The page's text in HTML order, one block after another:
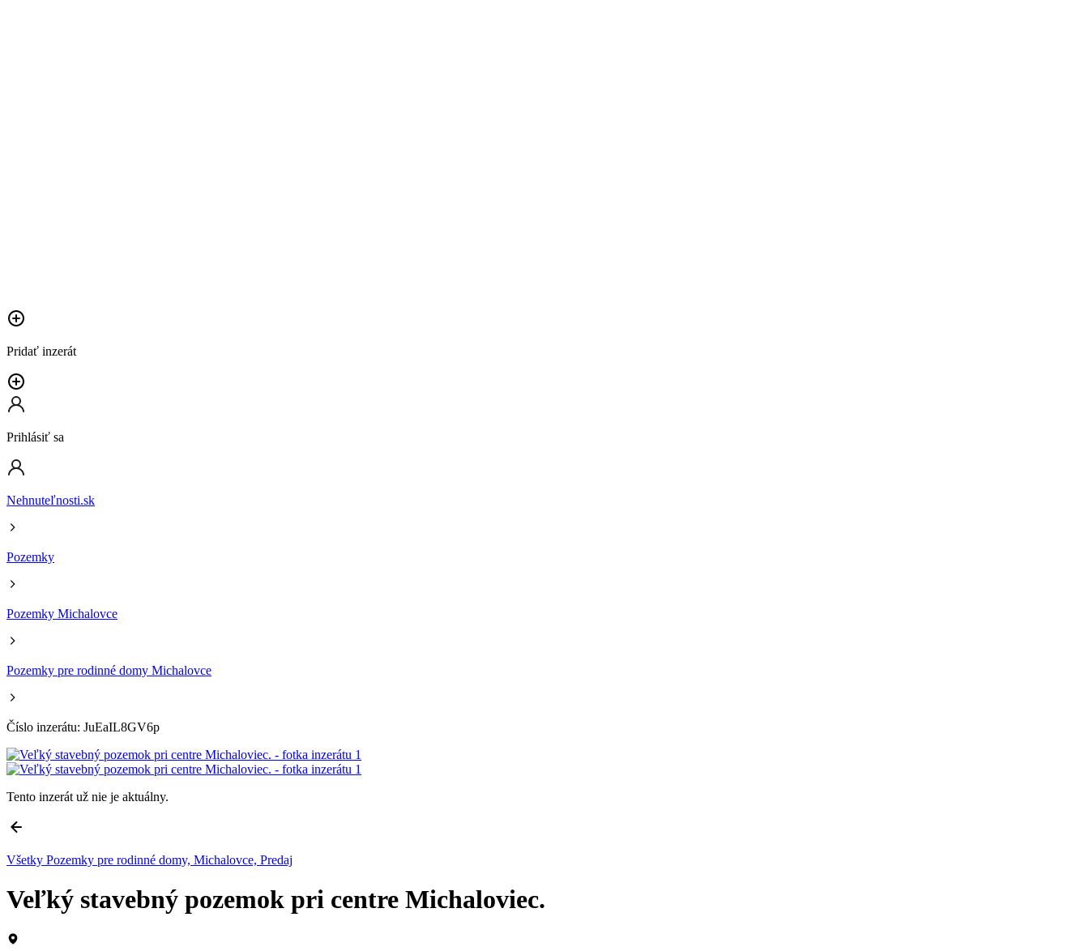
Pridať inzerát
Prihlásiť sa
Nehnuteľnosti.sk
Pozemky
Pozemky Michalovce
Pozemky pre rodinné domy Michalovce
Číslo inzerátu: JuEaIL8GV6p
Tento inzerát už nie je aktuálny.
Všetky Pozemky pre rodinné domy, Michalovce, Predaj
Veľký stavebný pozemok pri centre Michaloviec.